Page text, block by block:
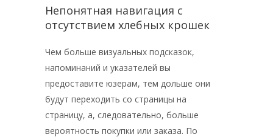
Непонятная навигация с
отсутствием хлебных крошек
Чем больше визуальных подсказок,
напоминаний и указателей вы
предоставите юзерам, тем дольше они
будут переходить со страницы на
страницу, а, следовательно, больше
вероятность покупки или заказа. По